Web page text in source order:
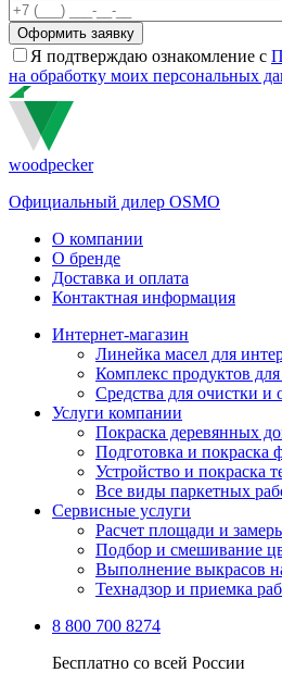
Я подтверждаю ознакомление с
на обработку моих персональных
woodpecker
Официальный дилер OSMO
О компании
О бренде
Доставка и оплата
Контактная информация
Интернет-магазин
Линейка масел для
Комплекс продуктов
Средства для очистки и
Услуги компании
Покраска деревянных
Подготовка и покраска
Устройство и покраска
Все виды паркетных
Сервисные услуги
Расчет площади и
Подбор и смешивание
Выполнение выкрасов
Технадзор и приемка
8 800 700 8274
Бесплатно со всей России